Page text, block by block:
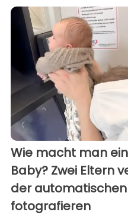
Wie macht man
Baby? Zwei Eltern
der
fotografieren